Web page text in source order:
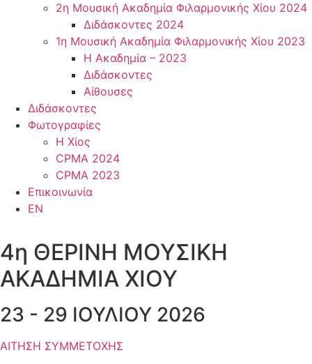
2η Μουσική Ακαδημία Φιλαρμονικής Χίου 2024
Διδάσκοντες 2024
1η Μουσική Ακαδημία Φιλαρμονικής Χίου 2023
Η Ακαδημία – 2023
Διδάσκοντες
Αίθουσες
Διδάσκοντες
Φωτογραφίες
Η Χίος
CPMA 2024
CPMA 2023
Επικοινωνία
EN
4η ΘΕΡΙΝΗ ΜΟΥΣΙΚΗ
ΑΚΑΔΗΜΙΑ XIOY
23 - 29 ΙΟΥΛΙΟΥ 2026
ΑΙΤΗΣΗ ΣΥΜΜΕΤΟΧΗΣ